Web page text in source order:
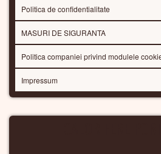
Politica de confidentialitate
MASURI DE SIGURANTA
Politica companiei privind modulele
Impressum